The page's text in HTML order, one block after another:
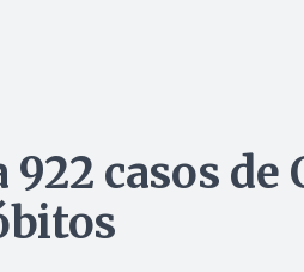
922 casos de